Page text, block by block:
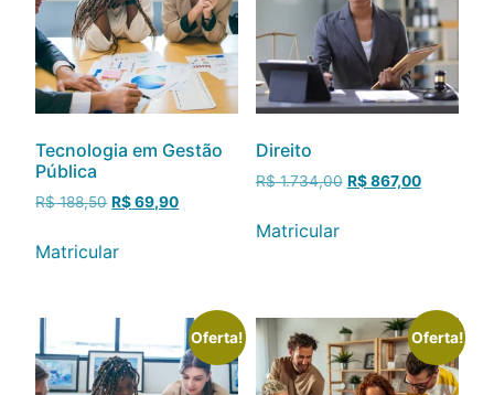
Tecnologia em Gestão
Pública
R$188,50 R$69,90
Matricular
Direito
R$1.734,00 R$867,00
Matricular
Oferta! Oferta!